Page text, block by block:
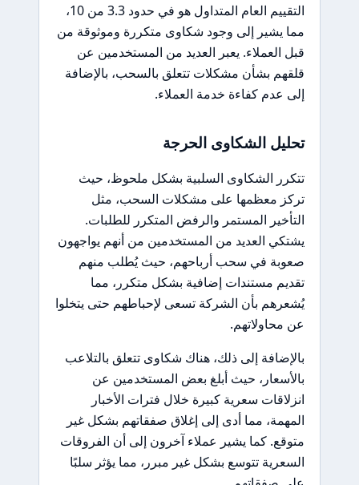
التقييم العام المتداول هو في حدود 3.3 من 10،
مما يشير إلى وجود شكاوى متكررة وموثوقة من
قبل العملاء. يعبر العديد من المستخدمين عن
قلقهم بشأن مشكلات تتعلق بالسحب، بالإضافة
إلى عدم كفاءة خدمة العملاء.
تحليل الشكاوى الحرجة
تتكرر الشكاوى السلبية بشكل ملحوظ، حيث
تركز معظمها على مشكلات السحب، مثل
التأخير المستمر والرفض المتكرر للطلبات.
يشتكي العديد من المستخدمين من أنهم يواجهون
صعوبة في سحب أرباحهم، حيث يُطلب منهم
تقديم مستندات إضافية بشكل متكرر، مما
يُشعرهم بأن الشركة تسعى لإحباطهم حتى يتخلوا
عن محاولاتهم.
بالإضافة إلى ذلك، هناك شكاوى تتعلق بالتلاعب
بالأسعار، حيث أبلغ بعض المستخدمين عن
انزلاقات سعرية كبيرة خلال فترات الأخبار
المهمة، مما أدى إلى إغلاق صفقاتهم بشكل غير
متوقع. كما يشير عملاء آخرون إلى أن الفروقات
السعرية تتوسع بشكل غير مبرر، مما يؤثر سلبًا